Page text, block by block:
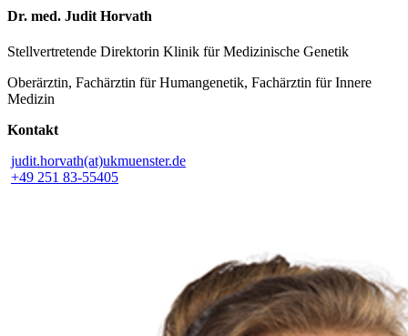
Dr. med. Judit Horvath
Stellvertretende Direktorin Klinik für Medizinische Genetik
Oberärztin, Fachärztin für Humangenetik, Fachärztin für Innere
Medizin
Kontakt
judit.horvath(at)ukmuenster.de
+49 251 83-55405